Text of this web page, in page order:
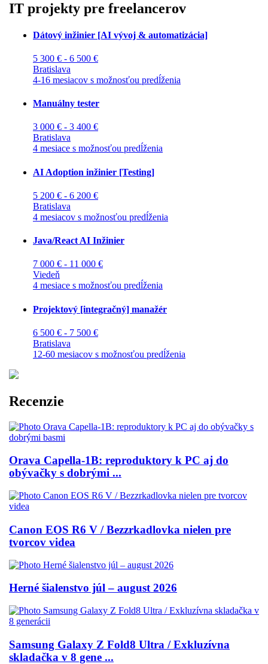
IT projekty pre freelancerov
Dátový inžinier [AI vývoj & automatizácia]
5 300 € - 6 500 €
Bratislava
4-16 mesiacov s možnosťou predĺženia
Manuálny tester
3 000 € - 3 400 €
Bratislava
4 mesiace s možnosťou predĺženia
AI Adoption inžinier [Testing]
5 200 € - 6 200 €
Bratislava
4 mesiacov s možnosťou predĺženia
Java/React AI Inžinier
7 000 € - 11 000 €
Viedeň
4 mesiace s možnosťou predĺženia
Projektový [integračný] manažér
6 500 € - 7 500 €
Bratislava
12-60 mesiacov s možnosťou predĺženia
Recenzie
Orava Capella-1B: reproduktory k PC aj do
obývačky s dobrými ...
Canon EOS R6 V / Bezzrkadlovka nielen pre
tvorcov videa
Herné šialenstvo júl – august 2026
Samsung Galaxy Z Fold8 Ultra / Exkluzívna
skladačka v 8 gene ...